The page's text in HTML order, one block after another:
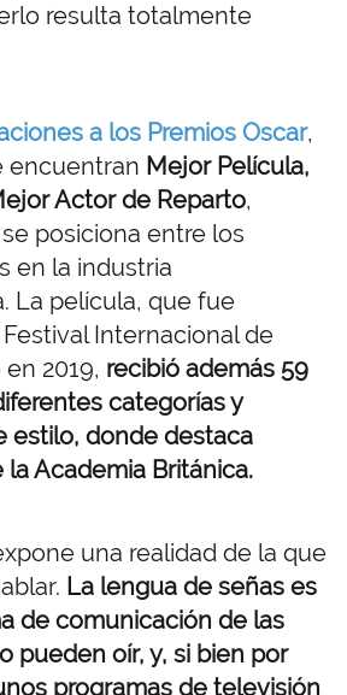
resulta totalmente
a los Premios Oscar,
encuentran Mejor Película,
Actor de Reparto,
posiciona entre los
en la industria
La película, que fue
Internacional de
2019, recibió además 59
categorías y
estilo, donde destaca
Academia Británica.
una realidad de la que
La lengua de señas es
de comunicación de las
pueden oír, y, si bien por
programas de televisión